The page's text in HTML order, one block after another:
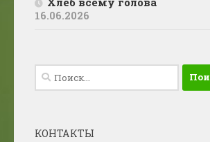
16.06.2026
Найти:
КОНТАКТЫ